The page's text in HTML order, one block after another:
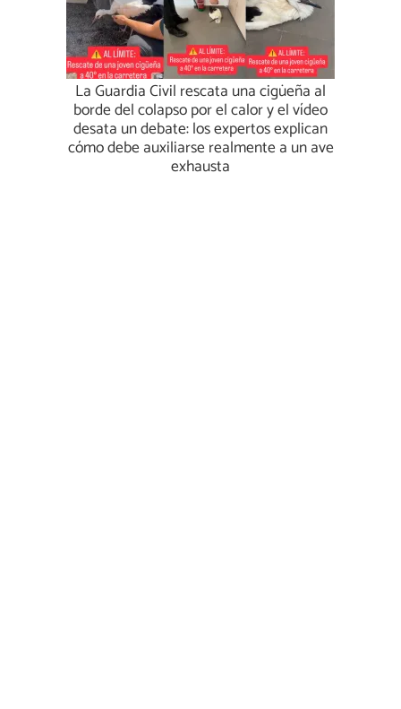
La Guardia Civil rescata una cigüeña al
borde del colapso por el calor y el vídeo
desata un debate: los expertos explican
cómo debe auxiliarse realmente a un ave
exhausta